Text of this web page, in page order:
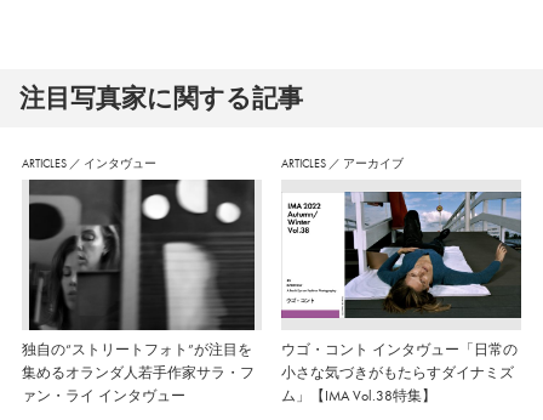
注⽬写真家に関する記事
ARTICLES ／ インタヴュー
独自の“ストリートフォト”が注目を
集めるオランダ人若手作家サラ・フ
ァン・ライ インタヴュー
ARTICLES ／ アーカイブ
ウゴ・コント インタヴュー「日常の
小さな気づきがもたらすダイナミズ
ム」【IMA Vol.38特集】